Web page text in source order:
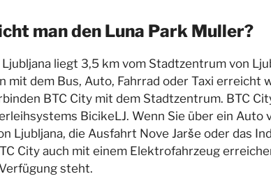
man den Luna Park Muller?
Ljubljana liegt 3,5 km vom Stadtzentrum von
mit dem Bus, Auto, Fahrrad oder Taxi erreicht
BTC City mit dem Stadtzentrum. BTC
BicikeLJ. Wenn Sie über ein Auto
Ljubljana, die Ausfahrt Nove Jarše oder das
City auch mit einem Elektrofahrzeug
steht.